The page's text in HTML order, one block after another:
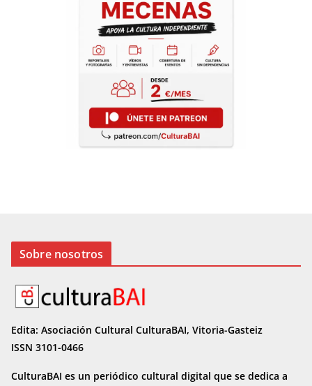
Sobre nosotros
Edita: Asociación Cultural CulturaBAI, Vitoria-Gasteiz
ISSN 3101-0466
CulturaBAI es un periódico cultural digital que se dedica a